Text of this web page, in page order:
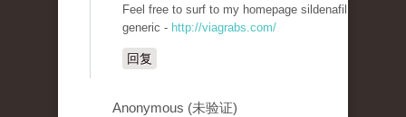
Feel free to surf to my homepage sildenafil
generic - http://viagrabs.com/
回复
Anonymous (未验证)